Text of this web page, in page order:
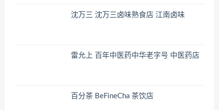
沈万三 沈万三卤味熟食店 江南卤味
雷允上 百年中医药中华老字号 中医药店
百分茶 BeFineCha 茶饮店